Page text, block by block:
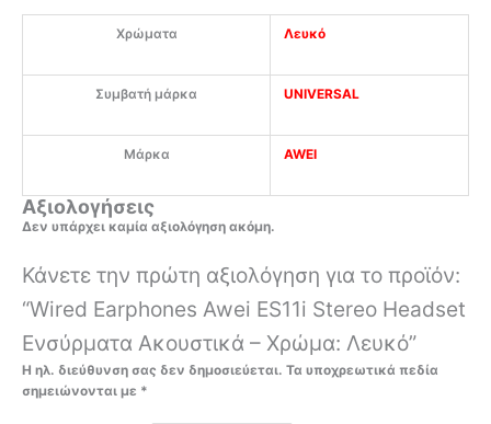
Χρώματα Λευκό
Συμβατή μάρκα UNIVERSAL
Μάρκα AWEI
Αξιολογήσεις
Δεν υπάρχει καμία αξιολόγηση ακόμη.
Κάνετε την πρώτη αξιολόγηση για το προϊόν:
“Wired Earphones Awei ES11i Stereo Headset
Ενσύρματα Ακουστικά – Χρώμα: Λευκό”
Η ηλ. διεύθυνση σας δεν δημοσιεύεται. Τα υποχρεωτικά πεδία
σημειώνονται με *